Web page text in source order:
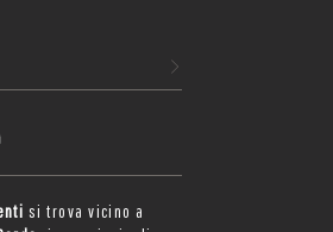
si trova vicino a